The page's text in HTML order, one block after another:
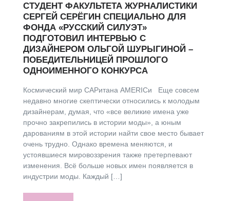
СТУДЕНТ ФАКУЛЬТЕТА ЖУРНАЛИСТИКИ
СЕРГЕЙ СЕРЁГИН СПЕЦИАЛЬНО ДЛЯ
ФОНДА «РУССКИЙ СИЛУЭТ»
ПОДГОТОВИЛ ИНТЕРВЬЮ С
ДИЗАЙНЕРОМ ОЛЬГОЙ ШУРЫГИНОЙ –
ПОБЕДИТЕЛЬНИЦЕЙ ПРОШЛОГО
ОДНОИМЕННОГО КОНКУРСА
Космический мир CAPитана AMERICи Еще совсем
недавно многие скептически относились к молодым
дизайнерам, думая, что «все великие имена уже
прочно закрепились в истории моды», а юным
дарованиям в этой истории найти свое место бывает
очень трудно. Однако времена меняются, и
устоявшиеся мировоззрения также претерпевают
изменения. Всё больше новых имен появляется в
индустрии моды. Каждый […]